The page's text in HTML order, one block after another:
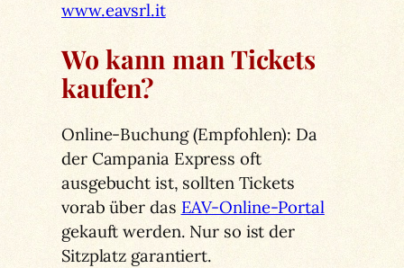
www.eavsrl.it
Wo kann man Tickets
kaufen?
Online-Buchung (Empfohlen): Da
der Campania Express oft
ausgebucht ist, sollten Tickets
vorab über das EAV-Online-Portal
gekauft werden. Nur so ist der
Sitzplatz garantiert.